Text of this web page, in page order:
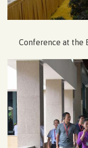
Conference at the